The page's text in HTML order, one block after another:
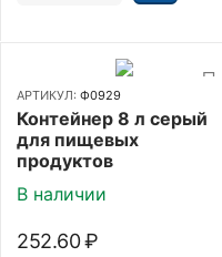
АРТИКУЛ: Ф0929
Контейнер 8 л серый
для пищевых
продуктов
В наличии
252.60₽